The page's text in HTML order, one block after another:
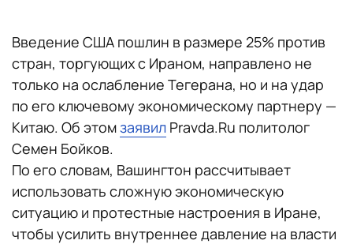
Введение США пошлин в размере 25% против
стран, торгующих с Ираном, направлено не
только на ослабление Тегерана, но и на удар
по его ключевому экономическому партнеру —
Китаю. Об этомзаявил Pravda.Ru политолог
Семен Бойков.
По его словам, Вашингтон рассчитывает
использовать сложную экономическую
ситуацию и протестные настроения в Иране,
чтобы усилить внутреннее давление на власти